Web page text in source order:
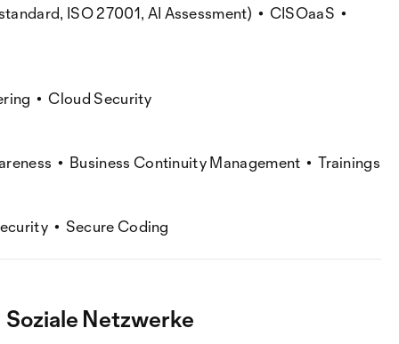
ISO 27001, AI Assessment) • CISOaaS •
• Cloud Security
• Business Continuity Management • Trainings
• Secure Coding
Soziale Netzwerke